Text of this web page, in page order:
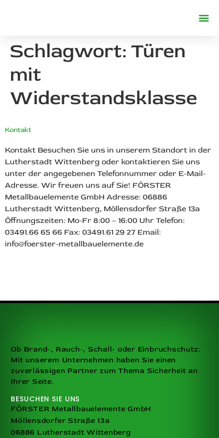
Schlagwort: Türen
mit
Widerstandsklasse
Kontakt
Kontakt Besuchen Sie uns in unserem Standort in der
Lutherstadt Wittenberg oder kontaktieren Sie uns
unter der angegebenen Telefonnummer oder E-Mail-
Adresse. Wir freuen uns auf Sie! FÖRSTER
Metallbauelemente GmbH Adresse: 06886
Lutherstadt Wittenberg, Möllensdorfer Straße 13a
Öffnungszeiten: Mo-Fr 8:00 – 16:00 Uhr Telefon:
03491.66 65 66 Fax: 03491.61 29 27 Email:
info@foerster-metallbauelemente.de
Ob Brand-, Rauch-, Schall- oder Einbruchschutz:
Mit unserem Unternehmen haben Sie einen
zuverlässigen Partner zum Thema Sicherheit an
Ihrer Seite.
BESUCHEN SIE UNS
FÖRSTER Metallbauelemente GmbH
Möllensdorfer Straße 13a
06886 Lutherstadt Wittenberg